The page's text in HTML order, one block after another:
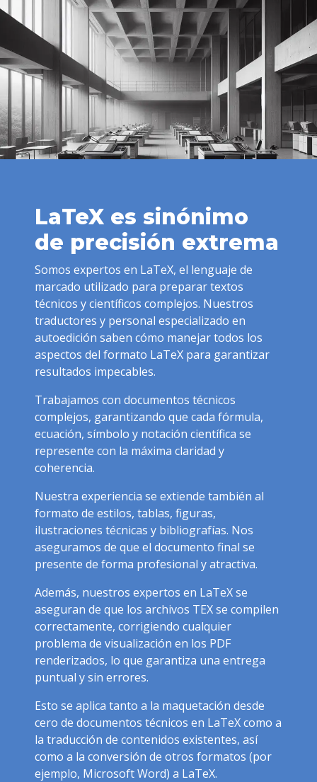
LaTeX es sinónimo
de precisión extrema
Somos expertos en LaTeX, el lenguaje de
marcado utilizado para preparar textos
técnicos y científicos complejos. Nuestros
traductores y personal especializado en
autoedición saben cómo manejar todos los
aspectos del formato LaTeX para garantizar
resultados impecables.
Trabajamos con documentos técnicos
complejos, garantizando que cada fórmula,
ecuación, símbolo y notación científica se
represente con la máxima claridad y
coherencia.
Nuestra experiencia se extiende también al
formato de estilos, tablas, figuras,
ilustraciones técnicas y bibliografías. Nos
aseguramos de que el documento final se
presente de forma profesional y atractiva.
Además, nuestros expertos en LaTeX se
aseguran de que los archivos TEX se compilen
correctamente, corrigiendo cualquier
problema de visualización en los PDF
renderizados, lo que garantiza una entrega
puntual y sin errores.
Esto se aplica tanto a la maquetación desde
cero de documentos técnicos en LaTeX como a
la traducción de contenidos existentes, así
como a la conversión de otros formatos (por
ejemplo, Microsoft Word) a LaTeX.